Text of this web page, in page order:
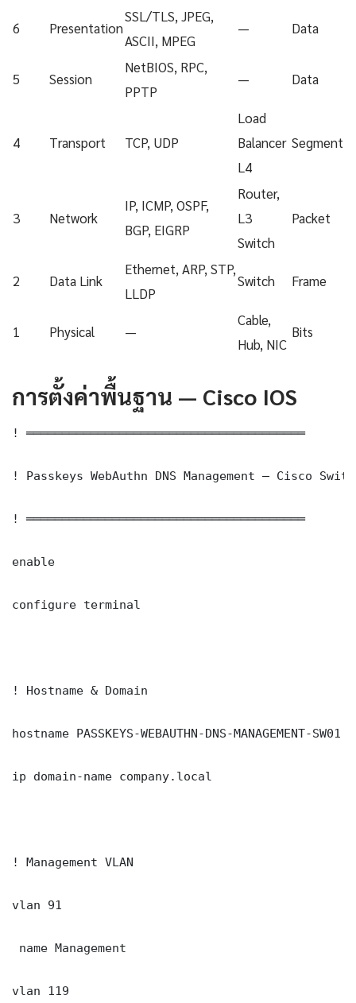
6 Presentation
SSL/TLS, JPEG,
ASCII, MPEG
— Data
5 Session
NetBIOS, RPC,
PPTP
— Data
4 Transport TCP, UDP
Load
Balancer
L4
Segment
3 Network
IP, ICMP, OSPF,
BGP, EIGRP
Router,
L3
Switch
Packet
2 Data Link
Ethernet, ARP, STP,
LLDP
Switch Frame
1 Physical —
Cable,
Hub, NIC
Bits
การตั้งค่าพื้นฐาน — Cisco IOS
! ═══════════════════════════════════════
! Passkeys WebAuthn DNS Management — Cisco
! ═══════════════════════════════════════
enable
configure terminal
! Hostname & Domain
hostname PASSKEYS-WEBAUTHN-DNS-MANAGEMENT-SW01
ip domain-name company.local
! Management VLAN
vlan 91
name Management
vlan 119